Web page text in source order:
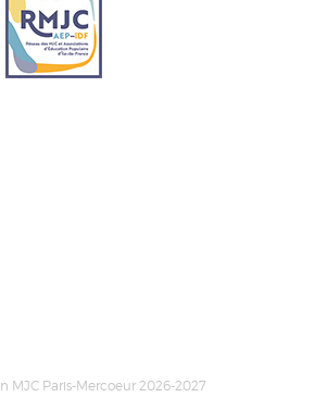
MJC Paris-Mercoeur 2026-2027